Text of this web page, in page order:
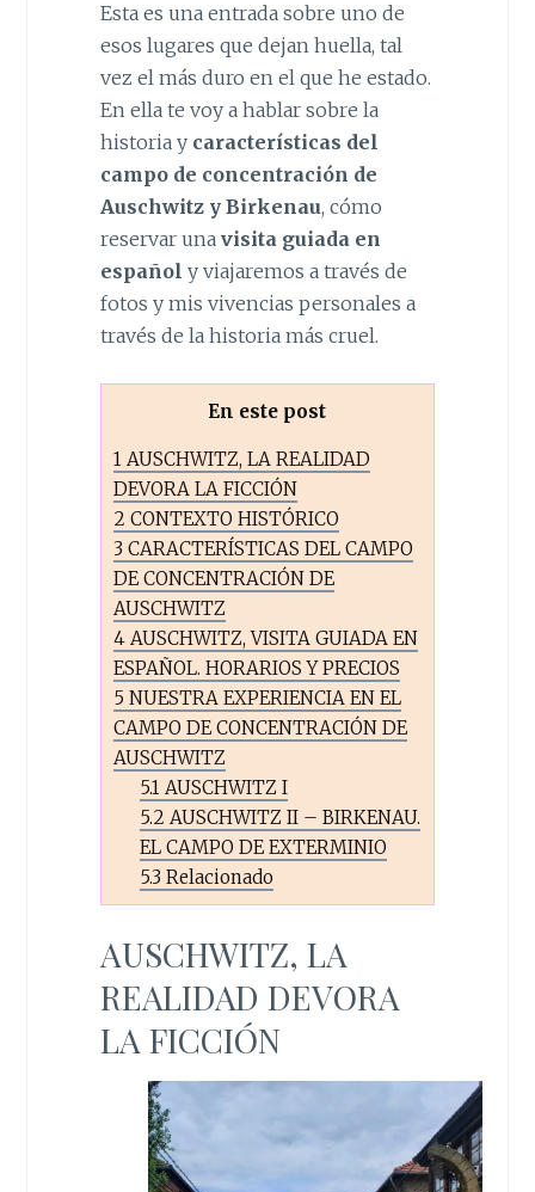
Esta es una entrada sobre uno de
esos lugares que dejan huella, tal
vez el más duro en el que he estado.
En ella te voy a hablar sobre la
historia y características del
campo de concentración de
Auschwitz y Birkenau, cómo
reservar una visita guiada en
español y viajaremos a través de
fotos y mis vivencias personales a
través de la historia más cruel.
En este post
1 AUSCHWITZ, LA REALIDAD
DEVORA LA FICCIÓN
2 CONTEXTO HISTÓRICO
3 CARACTERÍSTICAS DEL CAMPO
DE CONCENTRACIÓN DE
AUSCHWITZ
4AUSCHWITZ, VISITA GUIADA EN
ESPAÑOL. HORARIOS Y PRECIOS
5 NUESTRA EXPERIENCIA EN EL
CAMPO DE CONCENTRACIÓN DE
AUSCHWITZ
5.1 AUSCHWITZ I
5.2 AUSCHWITZ II – BIRKENAU.
EL CAMPO DE EXTERMINIO
5.3 Relacionado
AUSCHWITZ, LA
REALIDAD DEVORA
LA FICCIÓN